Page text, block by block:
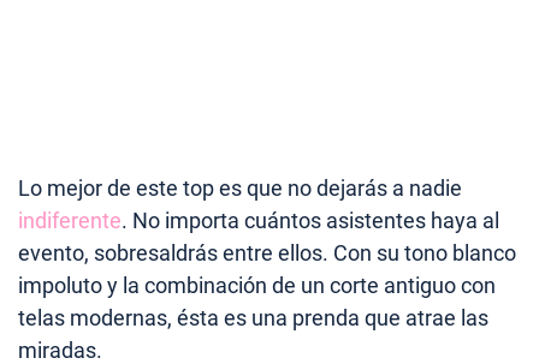
Lo mejor de este top es que no dejarás a nadie
indiferente. No importa cuántos asistentes haya al
evento, sobresaldrás entre ellos. Con su tono blanco
impoluto y la combinación de un corte antiguo con
telas modernas, ésta es una prenda que atrae las
miradas.